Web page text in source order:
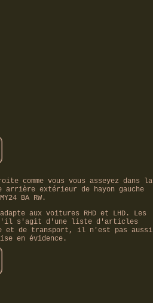
comme vous vous asseyez dans la
arrière extérieur de hayon gauche
BA RW.
aux voitures RHD et LHD. Les
s'il s'agit d'une liste d'articles
et de transport, il n'est pas aussi
en évidence.